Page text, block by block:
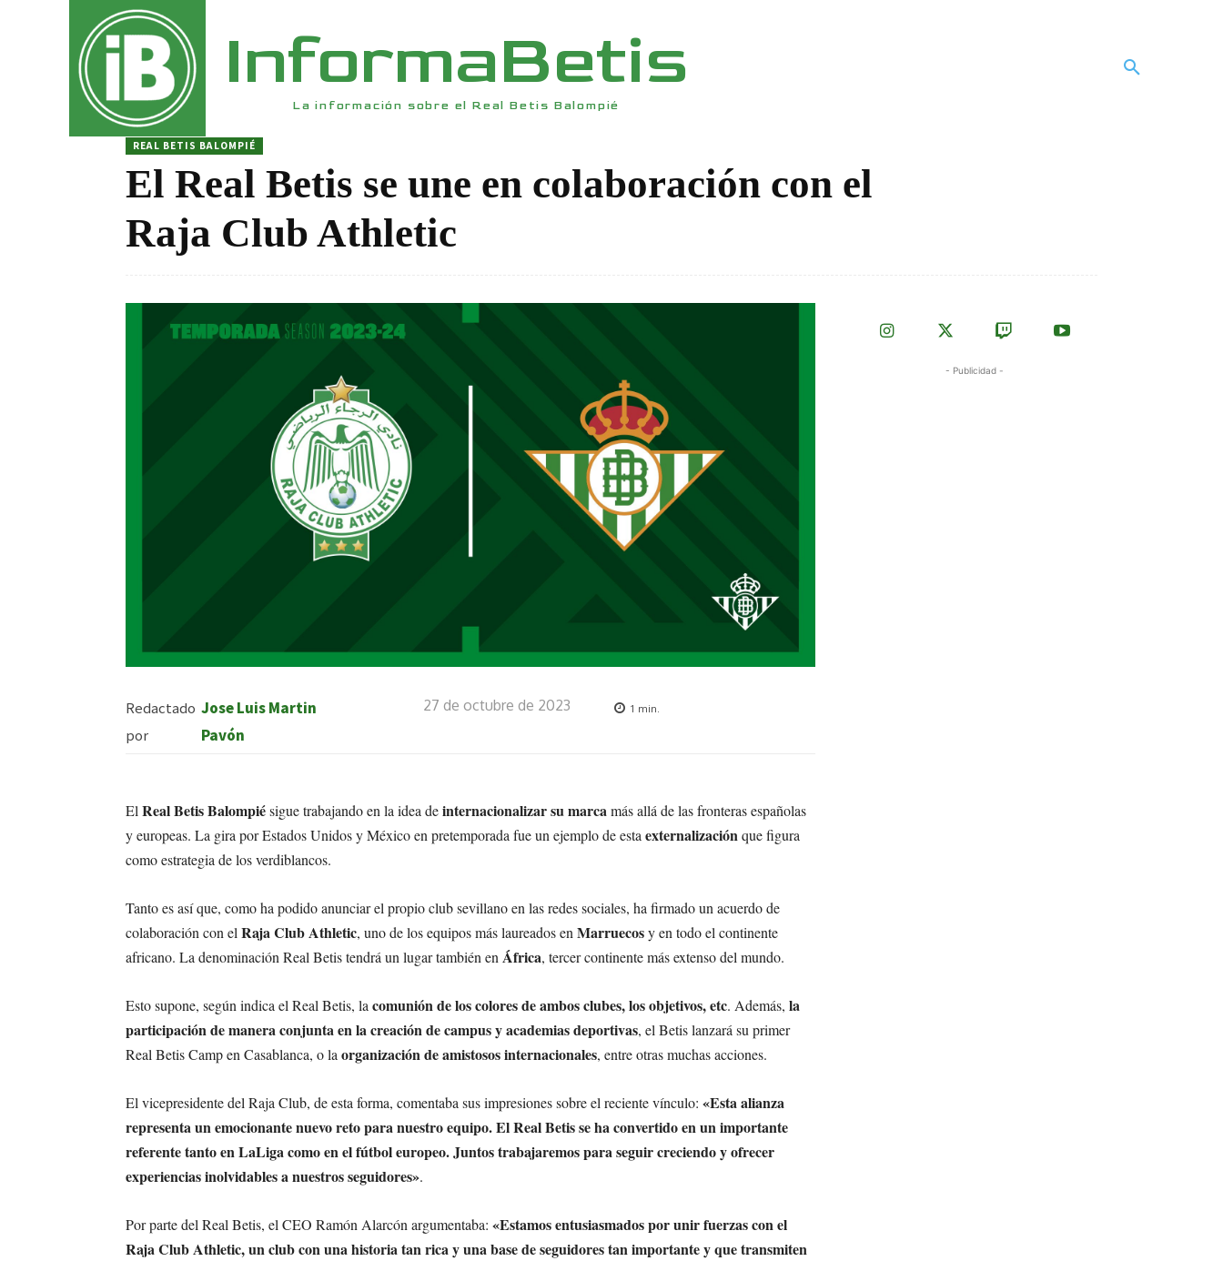
InformaBetis
La información sobre el Real Betis Balompié
REAL BETIS BALOMPIÉ
El Real Betis se une en colaboración con el
Raja Club Athletic
Redactado
por
Jose Luis Martin
Pavón
27 de octubre de 2023 1 min.
ElReal Betis Balompiésigue trabajando en la idea deinternacionalizar su marcamás allá de las fronteras españolas
y europeas. La gira por Estados Unidos y México en pretemporada fue un ejemplo de estaexternalizaciónque figura
como estrategia de los verdiblancos.
Tanto es así que, como ha podido anunciar el propio club sevillano en las redes sociales, ha firmado un acuerdo de
colaboración con elRaja Club Athletic, uno de los equipos más laureados enMarruecosy en todo el continente
africano. La denominación Real Betis tendrá un lugar también enÁfrica, tercer continente más extenso del mundo.
Esto supone, según indica el Real Betis, lacomunión de los colores de ambos clubes, los objetivos, etc. Además, la
participación de manera conjunta en la creación de campus y academias deportivas, el Betis lanzará su primer
Real Betis Camp en Casablanca, o laorganización de amistosos internacionales, entre otras muchas acciones.
El vicepresidente del Raja Club, de esta forma, comentaba sus impresiones sobre el reciente vínculo: «Esta alianza
representa un emocionante nuevo reto para nuestro equipo. El Real Betis se ha convertido en un importante
referente tanto en LaLiga como en el fútbol europeo. Juntos trabajaremos para seguir creciendo y ofrecer
experiencias inolvidables a nuestros seguidores».
Por parte del Real Betis, el CEO Ramón Alarcón argumentaba: «Estamos entusiasmados por unir fuerzas con el
Raja Club Athletic, un club con una historia tan rica y una base de seguidores tan importante y que transmiten
- Publicidad -